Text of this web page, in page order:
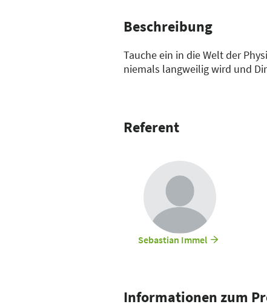
Beschreibung
Tauche ein in die Welt der
niemals langweilig wird und
Referent
Sebastian Immel
Informationen zum